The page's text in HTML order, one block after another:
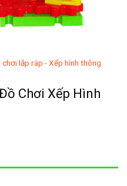
lắp ráp - Xếp hình thông
Chơi Xếp Hình